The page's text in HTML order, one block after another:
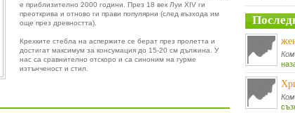
е приблизително 2000 години. През 18 век Луи XIV ги
преоткрива и отново ги прави популярни (след възхода им
още през древността).
Крехките стебла на аспержите се берат през пролетта и
достигат максимум за консумация до 15-20 см дължина. У
нас са сравнително отскоро и са синоним на гурме
изтънченост и стил.